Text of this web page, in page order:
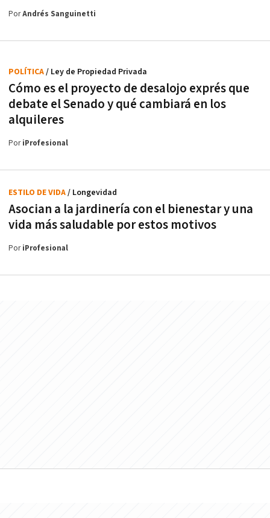
PorAndrés Sanguinetti
Cómo es el proyecto de desalojo exprés que
debate el Senado y qué cambiará en los
alquileres
POLÍTICA/ Ley de Propiedad Privada
PoriProfesional
Asocian a la jardinería con el bienestar y una
vida más saludable por estos motivos
ESTILO DE VIDA/ Longevidad
PoriProfesional